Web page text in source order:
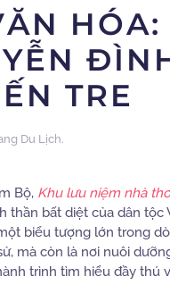
HÓA:
TRE
Du Lịch.
Bộ, Khu lưu niệm nhà
bất diệt của dân tộc
biểu tượng lớn trong
mà còn là nơi nuôi
trình tìm hiểu đầy thú